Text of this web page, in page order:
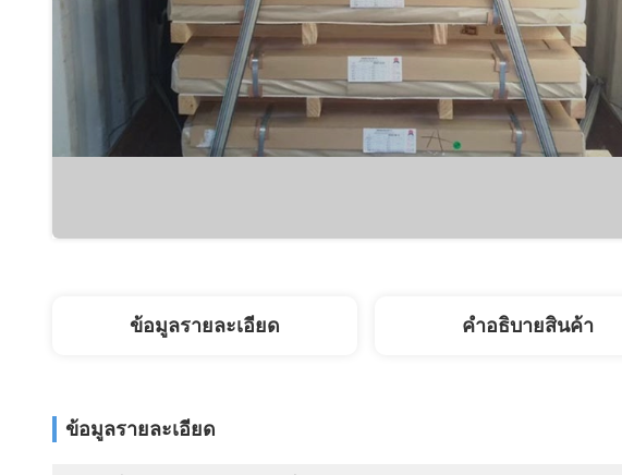
ข้อมูลรายละเอียด คําอธิบายสินค้า
ข้อมูลรายละเอียด